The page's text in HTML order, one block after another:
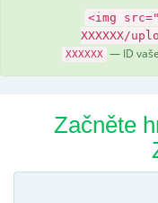
<img
XXXXXX/
XXXXXX — ID
Začněte